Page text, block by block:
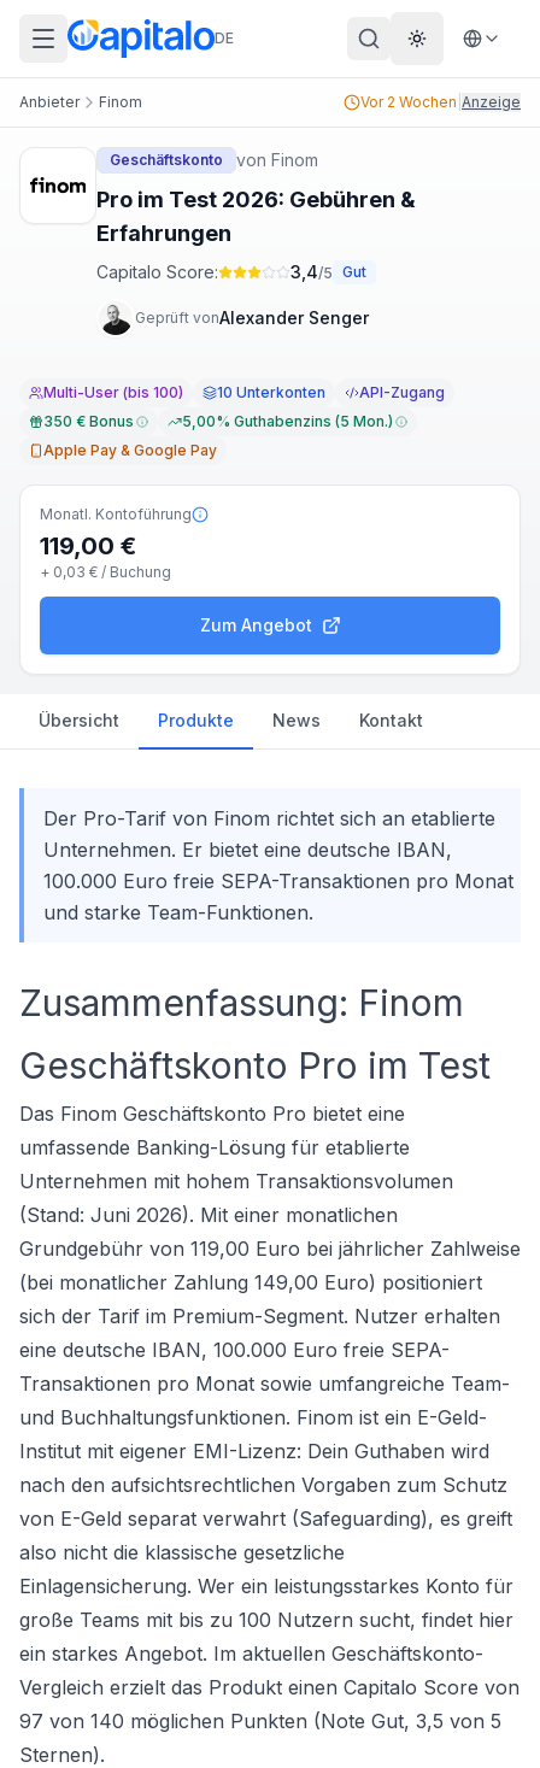
DE Theme
Anbieter Finom Vor 2 Wochen Anzeige
Geschäftskonto von Finom
Pro im Test 2026: Gebühren &
Erfahrungen
Capitalo Score: 3,4/5 Gut
Geprüft vonAlexander Senger
Multi-User (bis 100) 10 Unterkonten
API-Zugang
350 € Bonus
5,00% Guthabenzins (5 Mon.)
Apple Pay & Google Pay
Monatl. Kontoführung
119,00 €
+ 0,03 € / Buchung
Zum Angebot
Übersicht Produkte News Kontakt
Der Pro-Tarif von Finom richtet sich an etablierte
Unternehmen. Er bietet eine deutsche IBAN,
100.000 Euro freie SEPA-Transaktionen pro Monat
und starke Team-Funktionen.
Zusammenfassung: Finom
Geschäftskonto Pro im Test
Das Finom Geschäftskonto Pro bietet eine
umfassende Banking-Lösung für etablierte
Unternehmen mit hohem Transaktionsvolumen
(Stand: Juni 2026). Mit einer monatlichen
Grundgebühr von 119,00 Euro bei jährlicher Zahlweise
(bei monatlicher Zahlung 149,00 Euro) positioniert
sich der Tarif im Premium-Segment. Nutzer erhalten
eine deutsche IBAN, 100.000 Euro freie SEPA-
Transaktionen pro Monat sowie umfangreiche Team-
und Buchhaltungsfunktionen. Finom ist ein E-Geld-
Institut mit eigener EMI-Lizenz: Dein Guthaben wird
nach den aufsichtsrechtlichen Vorgaben zum Schutz
von E-Geld separat verwahrt (Safeguarding), es greift
also nicht die klassische gesetzliche
Einlagensicherung. Wer ein leistungsstarkes Konto für
große Teams mit bis zu 100 Nutzern sucht, findet hier
ein starkes Angebot. Im aktuellen Geschäftskonto-
Vergleich erzielt das Produkt einen Capitalo Score von
97 von 140 möglichen Punkten (Note Gut, 3,5 von 5
Sternen).